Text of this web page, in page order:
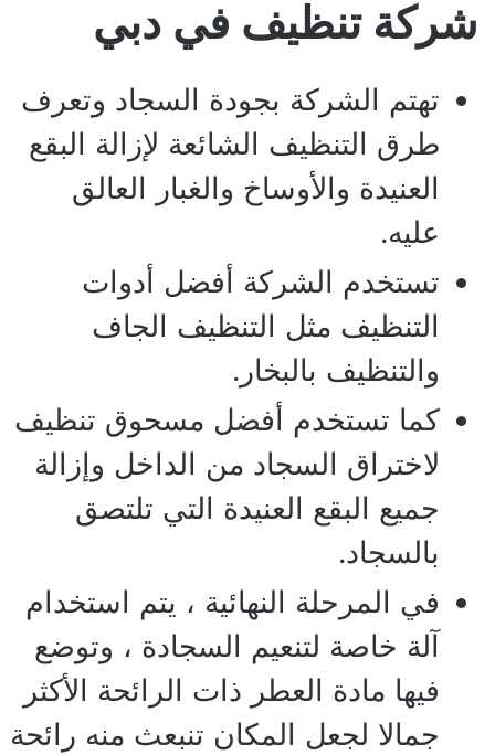
شركة تنظيف في دبي
تهتم الشركة بجودة السجاد وتعرف
طرق التنظيف الشائعة لإزالة البقع
العنيدة والأوساخ والغبار العالق
عليه.
تستخدم الشركة أفضل أدوات
التنظيف مثل التنظيف الجاف
والتنظيف بالبخار.
كما تستخدم أفضل مسحوق تنظيف
لاختراق السجاد من الداخل وإزالة
جميع البقع العنيدة التي تلتصق
بالسجاد.
في المرحلة النهائية ، يتم استخدام
آلة خاصة لتنعيم السجادة ، وتوضع
فيها مادة العطر ذات الرائحة الأكثر
جمالا لجعل المكان تنبعث منه رائحة